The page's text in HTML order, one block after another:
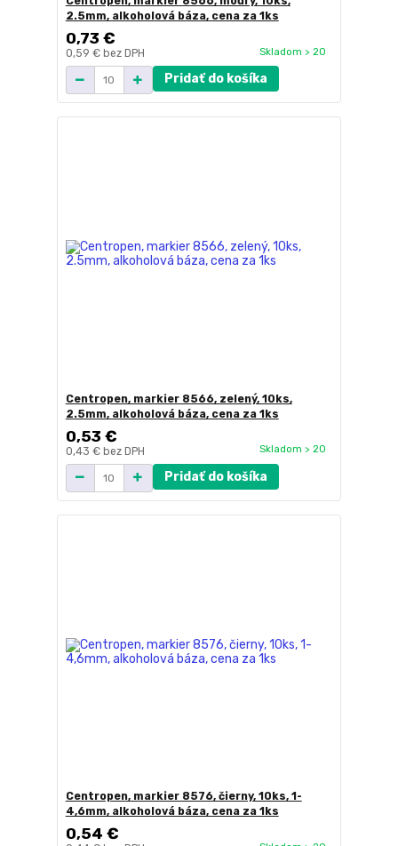
2.5mm, alkoholová báza, cena za 1ks
0,73 €
0,59 € bez DPH Skladom > 20
Pridať do košíka
Centropen, markier 8566, zelený, 10ks,
2.5mm, alkoholová báza, cena za 1ks
0,53 €
0,43 € bez DPH Skladom > 20
Pridať do košíka
Centropen, markier 8576, čierny, 10ks, 1-
4,6mm, alkoholová báza, cena za 1ks
0,54 €